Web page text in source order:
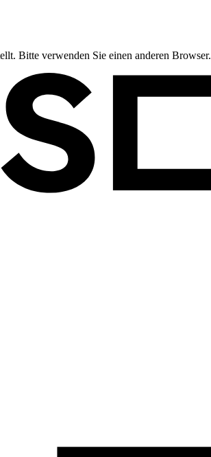
Bitte verwenden Sie einen anderen Browser.